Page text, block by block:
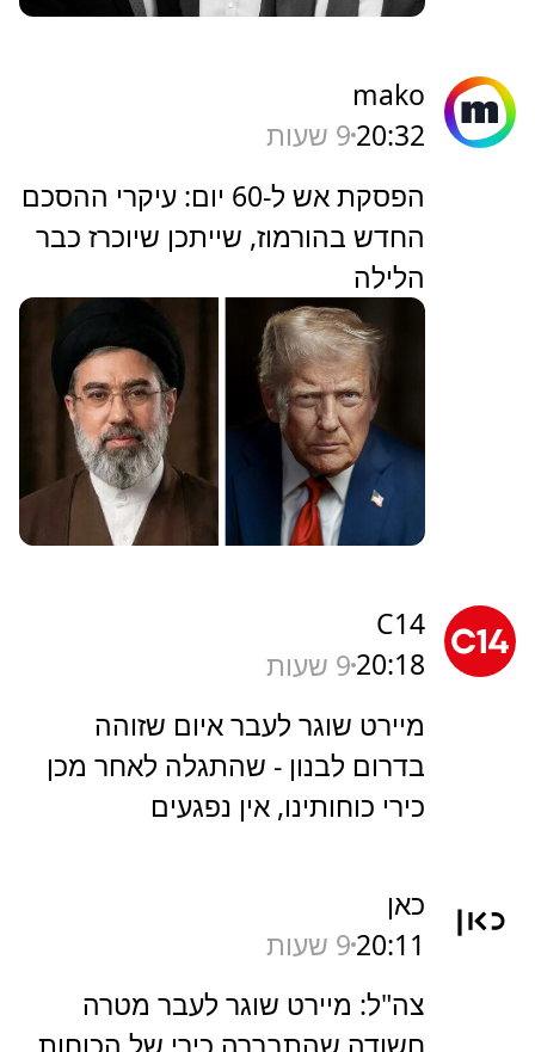
mako
20:329 שעות
הפסקת אש ל-60 יום: עיקרי ההסכם
החדש בהורמוז, שייתכן שיוכרז כבר
הלילה
C14
20:189 שעות
מיירט שוגר לעבר איום שזוהה
בדרום לבנון - שהתגלה לאחר מכן
כירי כוחותינו, אין נפגעים
כאן
20:119 שעות
צה"ל: מיירט שוגר לעבר מטרה